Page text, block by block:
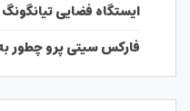
ایستگاه فضایی
فارکس سیتی پرو چطور